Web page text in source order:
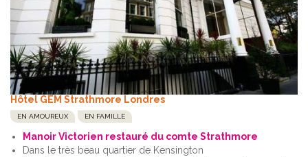
Hôtel GEM Strathmore Londres
EN AMOUREUX EN FAMILLE
Manoir Victorien restauré du comte Strathmore
Dans le très beau quartier de Kensington